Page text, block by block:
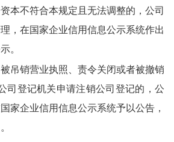
本不符合本规定且无法调整的，公司
，在国家企业信用信息公示系统作出
。
吊销营业执照、责令关闭或者被撤销
司登记机关申请注销公司登记的，公
家企业信用信息公示系统予以公告，